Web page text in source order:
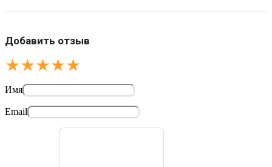
Добавить отзыв
★★★★★
Имя
Email